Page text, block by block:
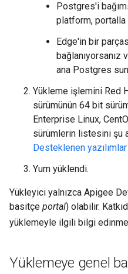
Postgres'i
platform, portalla
Edge'in bir
bağlanıyorsanız
ana Postgres
Yükleme işlemini Red
sürümünün 64 bit
Enterprise Linux,
sürümlerin listesini şu
Desteklenen
Yum yüklendi.
Yükleyici yalnızca Apigee
basitçe portal) olabilir.
yüklemeyle ilgili bilgi
Yüklemeye genel